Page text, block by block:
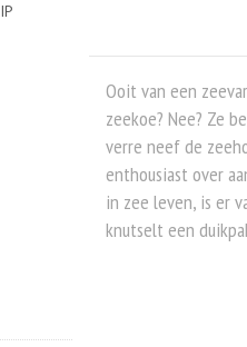
Ooit van een
zeekoe? Nee? Ze
verre neef de
enthousiast over
in zee leven, is er
knutselt een